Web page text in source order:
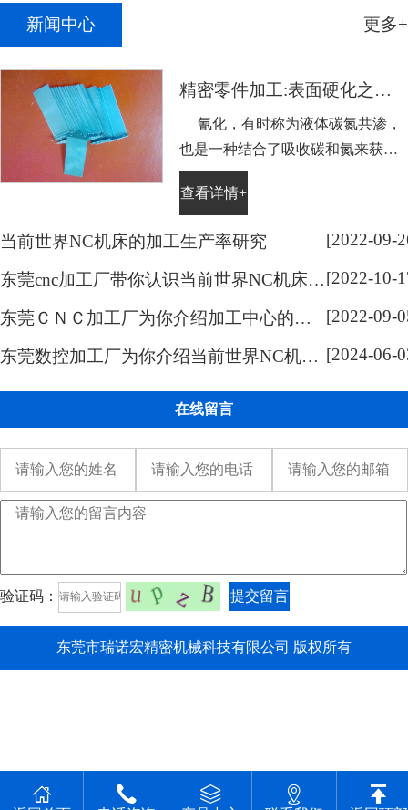
新闻中心 更多+
精密零件加工:表面硬化之氰化
氰化，有时称为液体碳氮共渗，
也是一种结合了吸收碳和氮来获得
表面硬度的工艺，它主要用于不适
合通常热处理的低碳钢。需表面硬
化的氰化钠盐溶液中，浸泡的持续
时间取决于硬化层的深度。然后将
理可以容易地获得0.005到0.015英寸
(...
查看详情+
当前世界NC机床的加工生产率研究 [2022-09-
东莞cnc加工厂带你认识当前世界NC机床的系统开放化研究[2022-10-
东莞ＣＮＣ加工厂为你介绍加工中心的分类 [2022-09-
东莞数控加工厂为你介绍当前世界NC机床的技术研究范围 [2024-06-
在线留言
验证码： 提交留言
东莞市瑞诺宏精密机械科技有限公司 版权所有